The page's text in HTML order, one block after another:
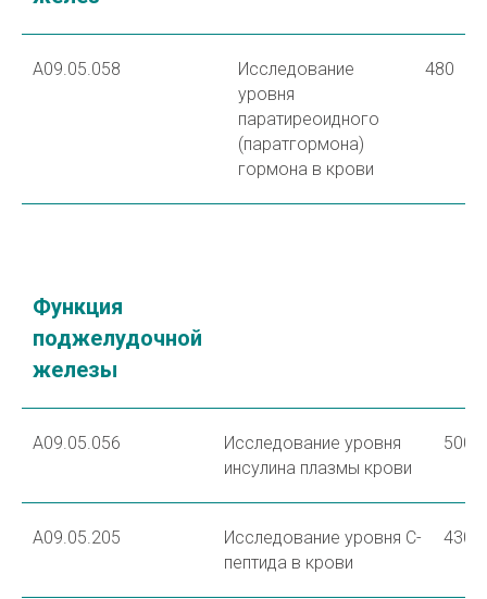
A09.05.058
Исследование
уровня
паратиреоидного
(паратгормона)
гормона в крови
480
Функция
поджелудочной
железы
A09.05.056
Исследование уровня
инсулина плазмы крови
500
A09.05.205
Исследование уровня С-
пептида в крови
430